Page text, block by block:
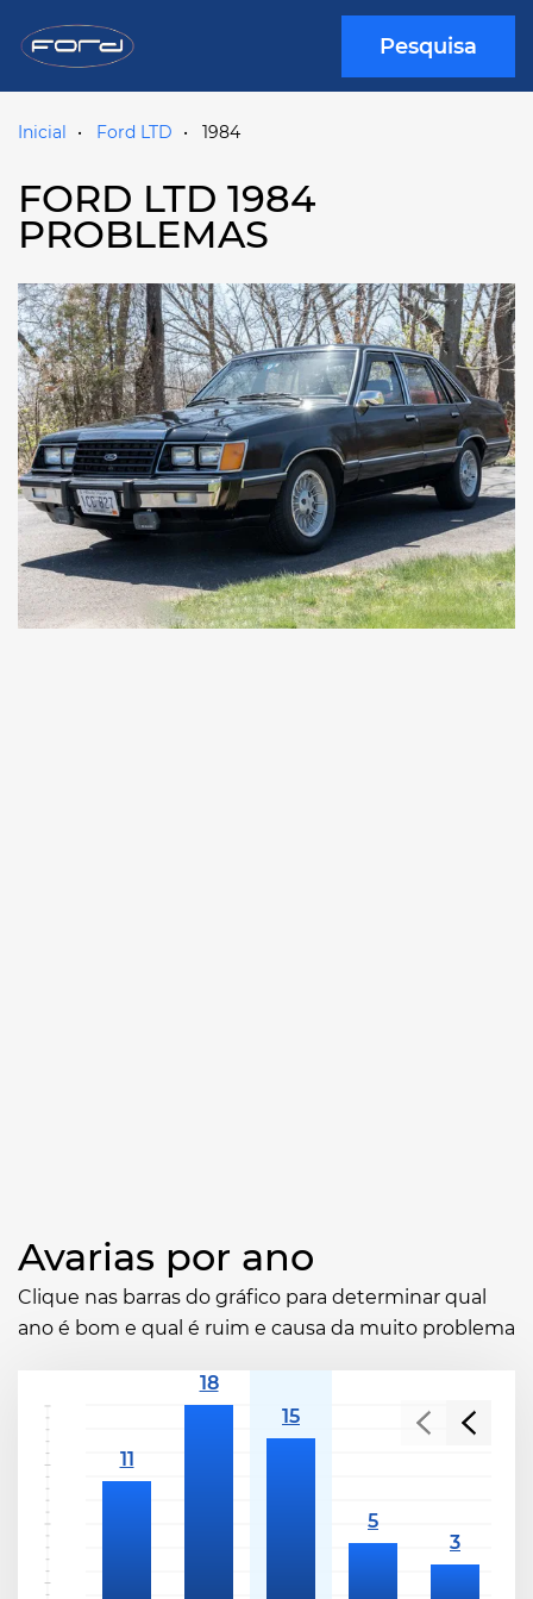
Pesquisa
Inicial Ford LTD 1984
FORD LTD 1984
PROBLEMAS
Avarias por ano
Clique nas barras do gráfico para determinar qual
ano é bom e qual é ruim e causa da muito problema